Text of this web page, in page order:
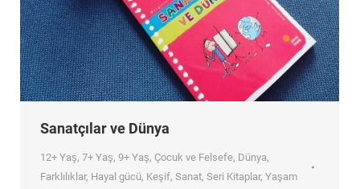
Sanatçılar ve Dünya
12+ Yaş, 7+ Yaş, 9+ Yaş, Çocuk ve Felsefe, Dünya,
Farklılıklar, Hayal gücü, Keşif, Sanat, Seri Kitaplar, Yaşam